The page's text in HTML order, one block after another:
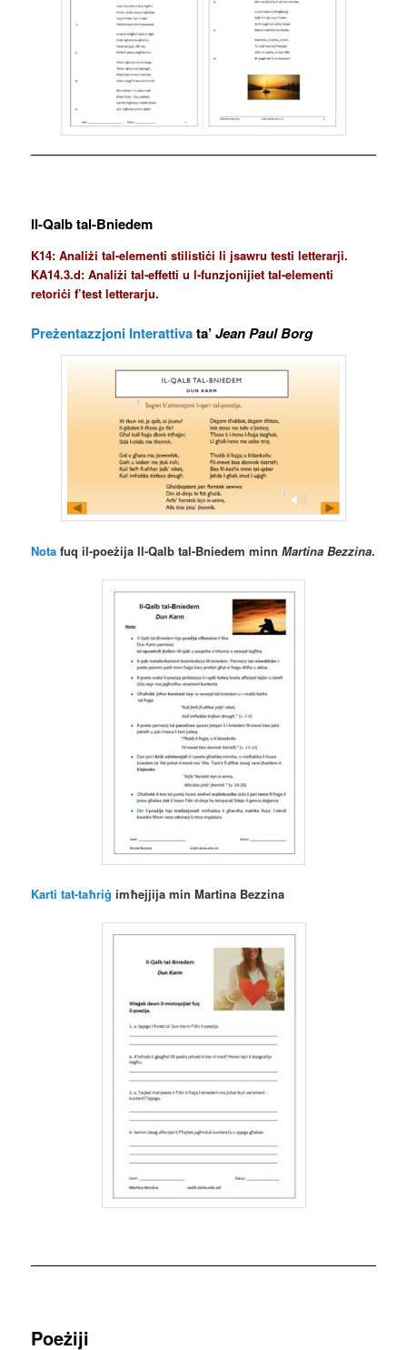
Il-Qalb tal-Bniedem
K14: Analiżi tal-elementi stilistiċi li jsawru testi letterarji.
KA14.3.d: Analiżi tal-effetti u l-funzjonijiet tal-elementi
retoriċi f’test letterarju.
Preżentazzjoni Interattivata’Jean Paul Borg
Notafuq il-poeżija Il-Qalb tal-Bniedem minnMartina Bezzina.
Karti tat-taħriġ imħejjija min Martina Bezzina
Poeżiji